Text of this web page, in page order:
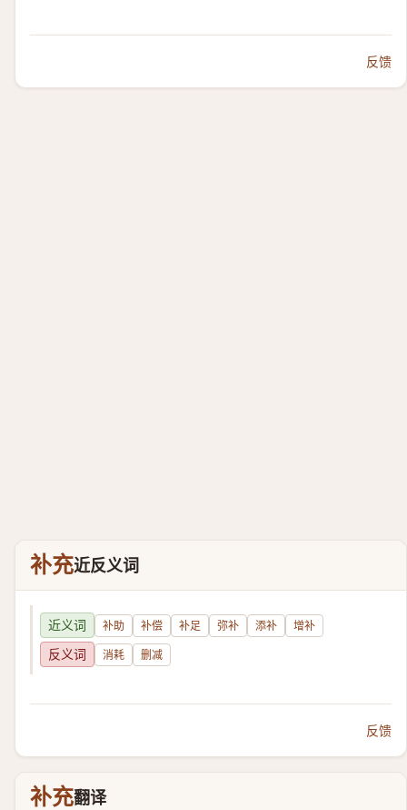
反馈
补充近反义词
近义词 补助 补偿 补足 弥补 添补 增补
反义词 消耗 删减
反馈
补充翻译